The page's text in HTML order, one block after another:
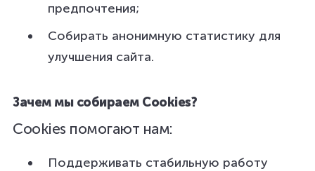
предпочтения;
Собирать анонимную статистику для
улучшения сайта.
Зачем мы собираем Cookies?
Cookies помогают нам:
Поддерживать стабильную работу